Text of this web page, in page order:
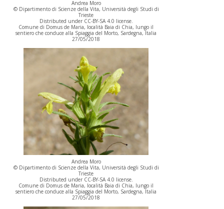
Andrea Moro
© Dipartimento di Scienze della Vita, Università degli Studi di
Trieste
Distributed under CC-BY-SA 4.0 license.
Comune di Domus de Maria, località Baia di Chia, lungo il
sentiero che conduce alla Spiaggia del Morto, Sardegna, Italia
27/05/2018
Andrea Moro
© Dipartimento di Scienze della Vita, Università degli Studi di
Trieste
Distributed under CC-BY-SA 4.0 license.
Comune di Domus de Maria, località Baia di Chia, lungo il
sentiero che conduce alla Spiaggia del Morto, Sardegna, Italia
27/05/2018